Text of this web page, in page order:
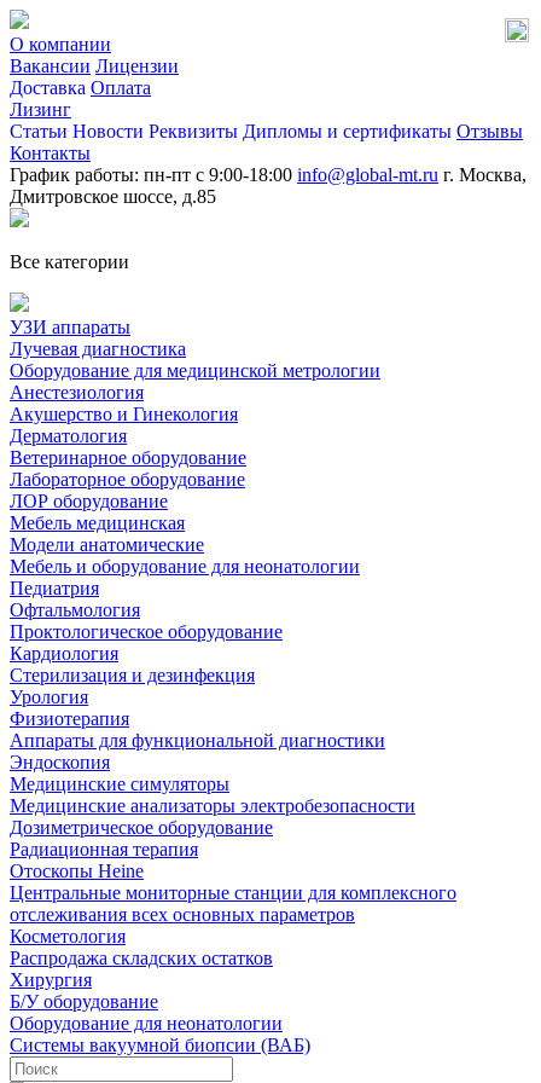
О компании
Вакансии Лицензии
Доставка Оплата
Лизинг
Статьи Новости Реквизиты Дипломы и сертификаты Отзывы
Контакты
График работы: пн-пт с 9:00-18:00 info@global-mt.ru г. Москва,
Дмитровское шоссе, д.85
Все категории
УЗИ аппараты
Лучевая диагностика
Оборудование для медицинской метрологии
Анестезиология
Акушерство и Гинекология
Дерматология
Ветеринарное оборудование
Лабораторное оборудование
ЛОР оборудование
Мебель медицинская
Модели анатомические
Мебель и оборудование для неонатологии
Педиатрия
Офтальмология
Проктологическое оборудование
Кардиология
Стерилизация и дезинфекция
Урология
Физиотерапия
Аппараты для функциональной диагностики
Эндоскопия
Медицинские симуляторы
Медицинские анализаторы электробезопасности
Дозиметрическое оборудование
Радиационная терапия
Отоскопы Heine
Центральные мониторные станции для комплексного
отслеживания всех основных параметров
Косметология
Распродажа складских остатков
Хирургия
Б/У оборудование
Оборудование для неонатологии
Системы вакуумной биопсии (ВАБ)